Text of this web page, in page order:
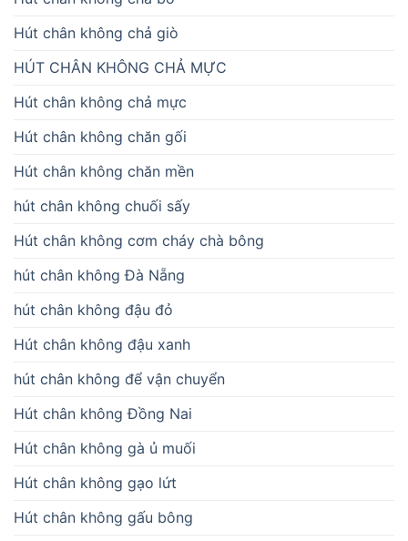
Hút chân không chả giò
HÚT CHÂN KHÔNG CHẢ MỰC
Hút chân không chả mực
Hút chân không chăn gối
Hút chân không chăn mền
hút chân không chuối sấy
Hút chân không cơm cháy chà bông
hút chân không Đà Nẵng
hút chân không đậu đỏ
Hút chân không đậu xanh
hút chân không để vận chuyển
Hút chân không Đồng Nai
Hút chân không gà ủ muối
Hút chân không gạo lứt
Hút chân không gấu bông